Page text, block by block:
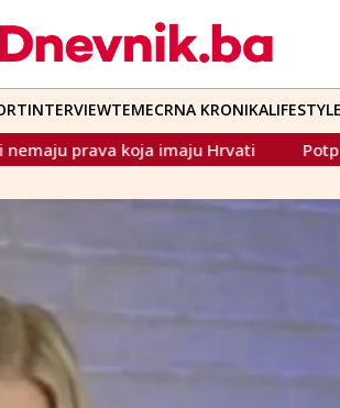
INTERVIEWTEMECRNA KRONIKALIFESTYLE
Potpisani ugovori za projekte